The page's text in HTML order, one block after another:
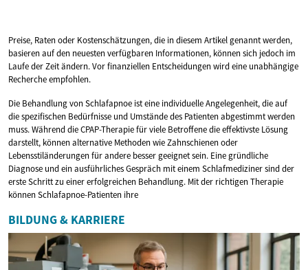
Preise, Raten oder Kostenschätzungen, die in diesem Artikel genannt werden,
basieren auf den neuesten verfügbaren Informationen, können sich jedoch im
Laufe der Zeit ändern. Vor finanziellen Entscheidungen wird eine unabhängige
Recherche empfohlen.
Die Behandlung von Schlafapnoe ist eine individuelle Angelegenheit, die auf
die spezifischen Bedürfnisse und Umstände des Patienten abgestimmt werden
muss. Während die CPAP-Therapie für viele Betroffene die effektivste Lösung
darstellt, können alternative Methoden wie Zahnschienen oder
Lebensstiländerungen für andere besser geeignet sein. Eine gründliche
Diagnose und ein ausführliches Gespräch mit einem Schlafmediziner sind der
erste Schritt zu einer erfolgreichen Behandlung. Mit der richtigen Therapie
können Schlafapnoe-Patienten ihre
BILDUNG & KARRIERE